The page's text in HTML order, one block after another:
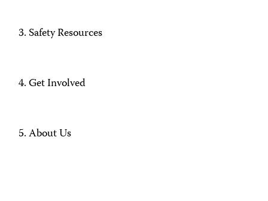
Safety Resources
Get Involved
About Us